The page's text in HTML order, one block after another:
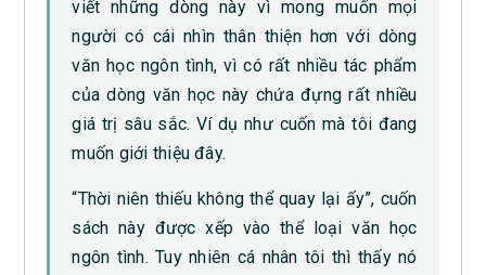
viết những dòng này vì mong muốn mọi
người có cái nhìn thân thiện hơn với dòng
văn học ngôn tình, vì có rất nhiều tác phẩm
của dòng văn học này chứa đựng rất nhiều
giá trị sâu sắc. Ví dụ như cuốn mà tôi đang
muốn giới thiệu đây.
“Thời niên thiếu không thể quay lại ấy”, cuốn
sách này được xếp vào thể loại văn học
ngôn tình. Tuy nhiên cá nhân tôi thì thấy nó